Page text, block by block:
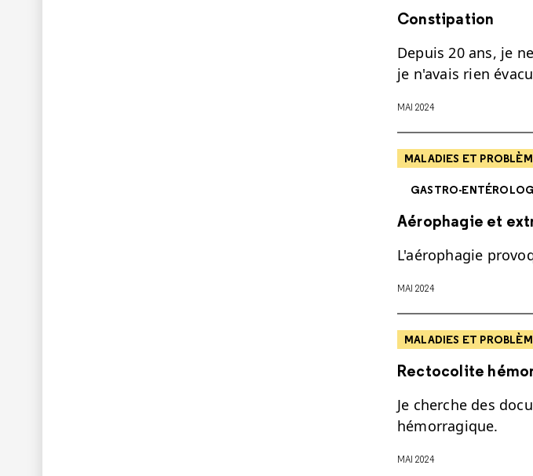
Constipation
Depuis 20 ans, je
je n'avais rien
MAI 2024
MALADIES ET
GASTRO-
Aérophagie et
L'aérophagie
MAI 2024
MALADIES ET
Rectocolite
Je cherche des
hémorragique.
MAI 2024